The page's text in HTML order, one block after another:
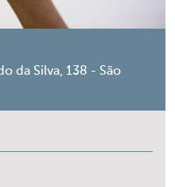
da Silva, 138 - São